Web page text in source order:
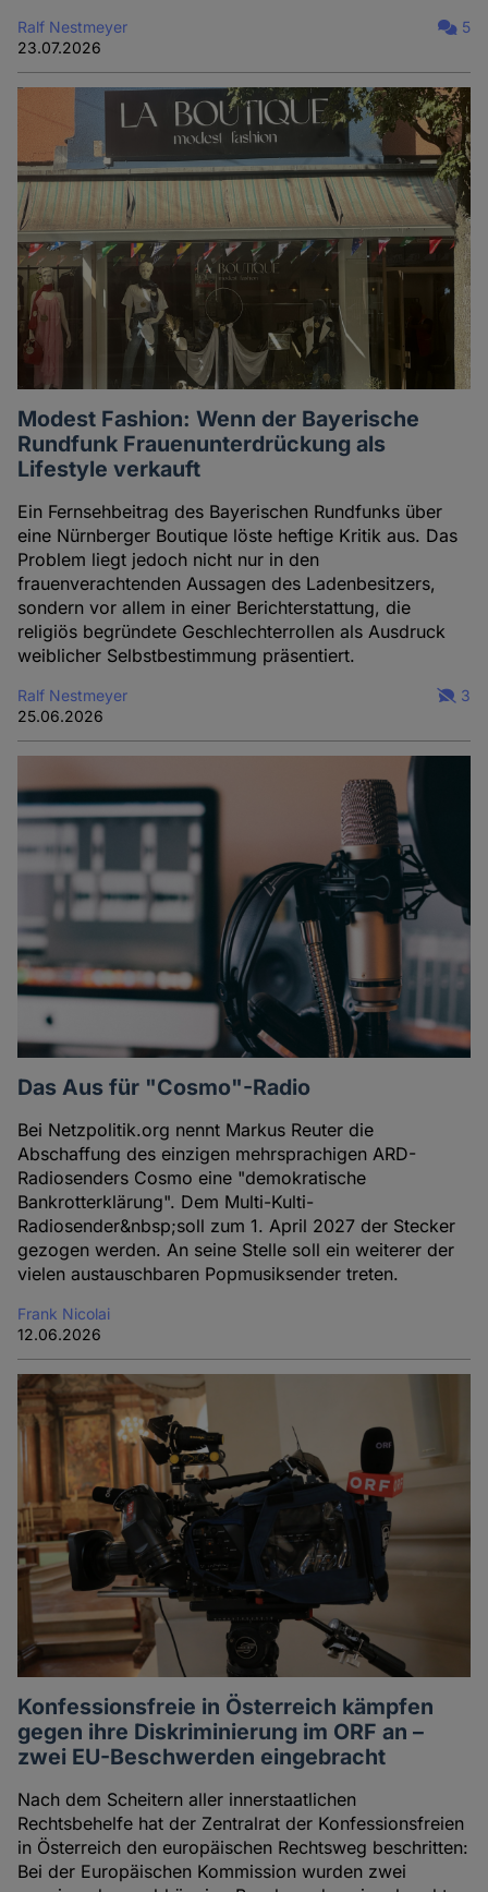
Ralf Nestmeyer
23.07.2026
5
Modest Fashion: Wenn der Bayerische
Rundfunk Frauenunterdrückung als
Lifestyle verkauft
Ein Fernsehbeitrag des Bayerischen Rundfunks über
eine Nürnberger Boutique löste heftige Kritik aus. Das
Problem liegt jedoch nicht nur in den
frauenverachtenden Aussagen des Ladenbesitzers,
sondern vor allem in einer Berichterstattung, die
religiös begründete Geschlechterrollen als Ausdruck
weiblicher Selbstbestimmung präsentiert.
Ralf Nestmeyer
25.06.2026
3
Das Aus für "Cosmo"-Radio
Bei Netzpolitik.org nennt Markus Reuter die
Abschaffung des einzigen mehrsprachigen ARD-
Radiosenders Cosmo eine "demokratische
Bankrotterklärung". Dem Multi-Kulti-
Radiosender&nbsp;soll zum 1. April 2027 der Stecker
gezogen werden. An seine Stelle soll ein weiterer der
vielen austauschbaren Popmusiksender treten.
Frank Nicolai
12.06.2026
Konfessionsfreie in Österreich kämpfen
gegen ihre Diskriminierung im ORF an –
zwei EU-Beschwerden eingebracht
Nach dem Scheitern aller innerstaatlichen
Rechtsbehelfe hat der Zentralrat der Konfessionsfreien
in Österreich den europäischen Rechtsweg beschritten:
Bei der Europäischen Kommission wurden zwei